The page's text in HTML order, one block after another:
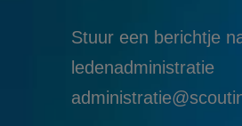
Stuur een berichtje
ledenadministratie